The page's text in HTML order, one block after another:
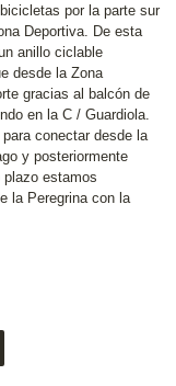
por la parte sur
Deportiva. De esta
anillo ciclable
desde la Zona
gracias al balcón de
en la C / Guardiola.
conectar desde la
y posteriormente
plazo estamos
la Peregrina con la